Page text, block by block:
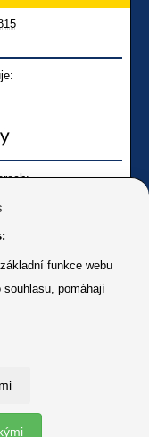
na tomto serveru je
ČR, z. s.
funkce webu
souhlasu, pomáhají